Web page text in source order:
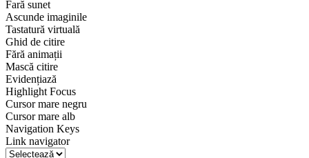
Fară sunet
Ascunde imaginile
Tastatură virtuală
Ghid de citire
Fără animații
Mască citire
Evidențiază
Highlight Focus
Cursor mare negru
Cursor mare alb
Navigation Keys
Link navigator